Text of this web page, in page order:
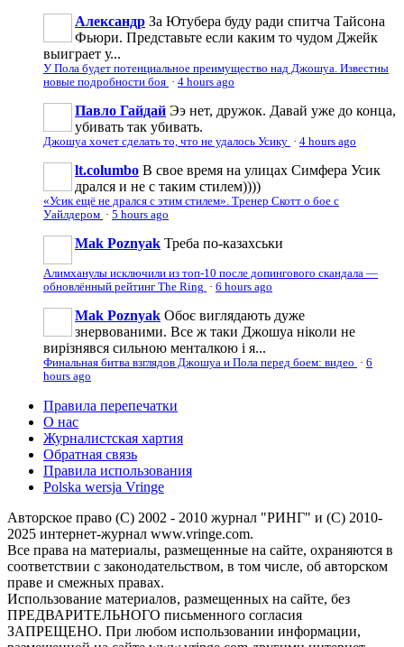
Александр За Ютубера буду ради спитча Тайсона
Фьюри. Представьте если каким то чудом Джейк
выиграет у...
У Пола будет потенциальное преимущество над Джошуа. Известны
новые подробности боя · 4 hours ago
Павло Гайдай Ээ нет, дружок. Давай уже до конца,
убивать так убивать.
Джошуа хочет сделать то, что не удалось Усику · 4 hours ago
lt.columbo В свое время на улицах Симфера Усик
дрался и не с таким стилем))))
«Усик ещё не дрался с этим стилем». Тренер Скотт о бое с
Уайлдером · 5 hours ago
Mak Poznyak Треба по-казахськи
Алимханулы исключили из топ-10 после допингового скандала —
обновлённый рейтинг The Ring · 6 hours ago
Mak Poznyak Обоє виглядають дуже
знервованими. Все ж таки Джошуа ніколи не
вирізнявся сильною менталкою і я...
Финальная битва взглядов Джошуа и Пола перед боем: видео · 6
hours ago
Правила перепечатки
О нас
Журналистская хартия
Обратная связь
Правила использования
Polska wersja Vringe
Авторское право (С) 2002 - 2010 журнал "РИНГ" и (С) 2010-
2025 интернет-журнал www.vringe.com.
Все права на материалы, размещенные на сайте, охраняются в
соответствии с законодательством, в том числе, об авторском
праве и смежных правах.
Использование материалов, размещенных на сайте, без
ПРЕДВАРИТЕЛЬНОГО письменного согласия
ЗАПРЕЩЕНО. При любом использовании информации,